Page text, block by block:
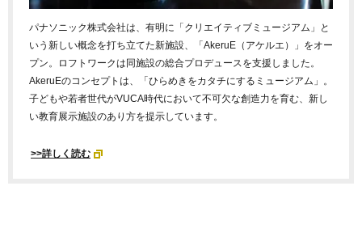
パナソニック株式会社は、有明に「クリエイティブミュージアム」と
いう新しい概念を打ち立てた新施設、「AkeruE（アケルエ）」をオー
プン。ロフトワークは同施設の総合プロデュースを支援しました。
AkeruEのコンセプトは、「ひらめきをカタチにするミュージアム」。
子どもや若者世代がVUCA時代において不可欠な創造力を育む、新し
い教育展示施設のあり方を提示しています。
>>詳しく読む